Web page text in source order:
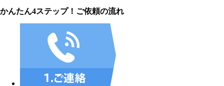
かんたん4ステップ！ ご依頼の流れ